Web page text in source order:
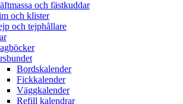
och fästkuddar
och klister
och tejphållare
Bordskalender
Fickkalender
Väggkalender
Refill kalendrar